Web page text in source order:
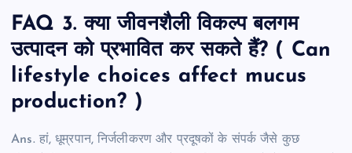
FAQ 3. क्या जीवनशैली विकल्प बलगम
उत्पादन को प्रभावित कर सकते हैं? ( Can
lifestyle choices affect mucus
production? )
Ans. हां, धूम्रपान, निर्जलीकरण और प्रदूषकों के संपर्क जैसे कुछ